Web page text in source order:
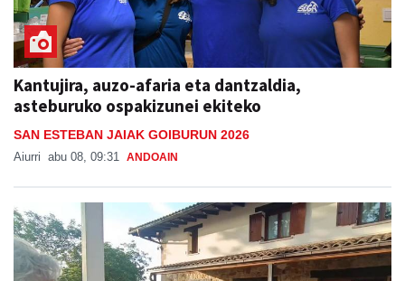
Kantujira, auzo-afaria eta dantzaldia,
asteburuko ospakizunei ekiteko
SAN ESTEBAN JAIAK GOIBURUN 2026
Aiurri abu 08, 09:31 ANDOAIN